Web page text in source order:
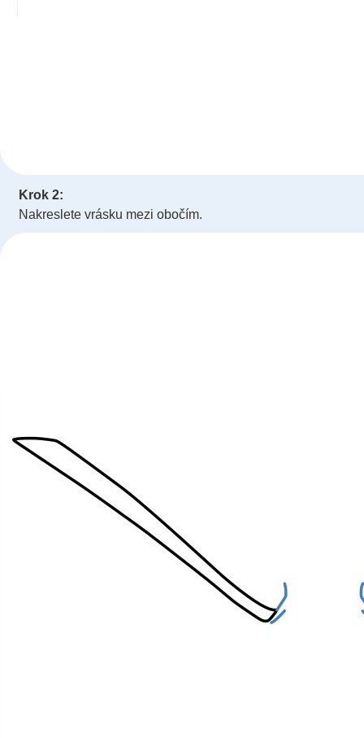
Krok 2:
Nakreslete vrásku mezi obočím.